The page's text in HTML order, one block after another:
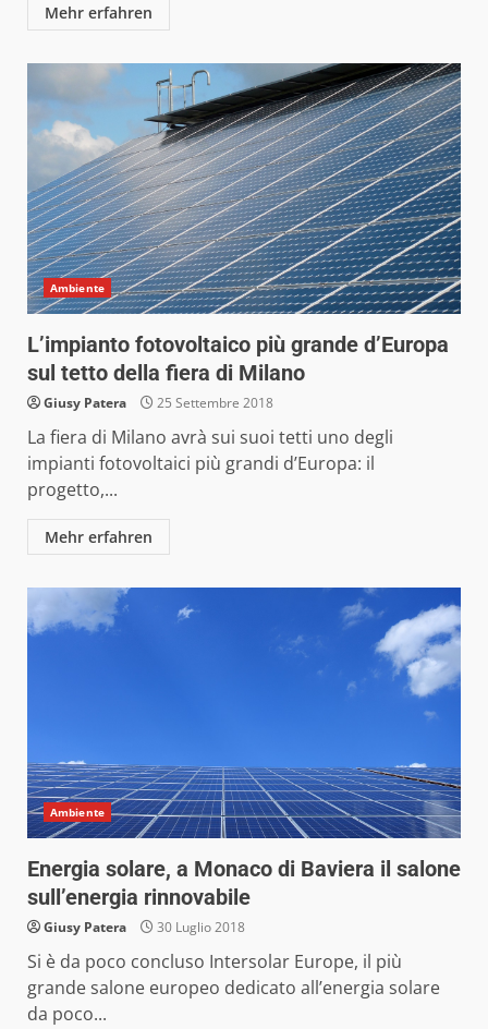
Mehr erfahren
Ambiente
L’impianto fotovoltaico più grande d’Europa
sul tetto della fiera di Milano
Giusy Patera 25 Settembre 2018
La fiera di Milano avrà sui suoi tetti uno degli
impianti fotovoltaici più grandi d’Europa: il
progetto,...
Mehr erfahren
Ambiente
Energia solare, a Monaco di Baviera il salone
sull’energia rinnovabile
Giusy Patera 30 Luglio 2018
Si è da poco concluso Intersolar Europe, il più
grande salone europeo dedicato all’energia solare
da poco...